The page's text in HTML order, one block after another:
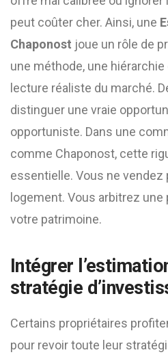
peut coûter cher. Ainsi, une
Chaponost joue un rôle de
une méthode, une
lecture réaliste du marché.
distinguer une vraie
opportuniste. Dans une
comme Chaponost, cette
essentielle. Vous ne vendez
logement. Vous arbitrez
votre patrimoine.
Intégrer
stratégie
Certains propriétaires
pour revoir toute leur